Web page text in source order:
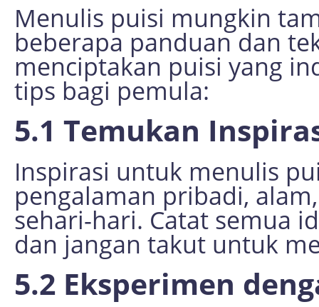
Menulis puisi mungkin
beberapa panduan dan
menciptakan puisi yang
tips bagi pemula:
5.1 Temukan
Inspirasi untuk menulis
pengalaman pribadi,
sehari-hari. Catat semua
dan jangan takut untuk
5.2 Eksperimen